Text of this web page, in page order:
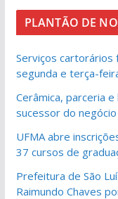
PLANTÃO DE
Serviços cartorários
segunda e terça-
Cerâmica, parceria
sucessor do
UFMA abre
37 cursos de
Prefeitura de São
Raimundo Chaves